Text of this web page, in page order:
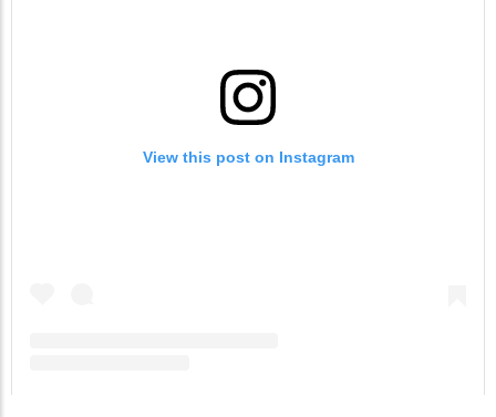
View this post on Instagram